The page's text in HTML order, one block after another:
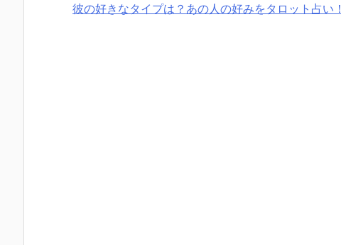
彼の好きなタイプは？あの人の好みをタロット占い！